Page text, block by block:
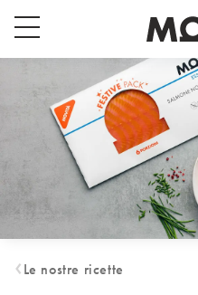
Menu switch buttonSelect
Popup close button
日本
日本語
대한민국
한국어
Europe
Deutschland
Le nostre ricette